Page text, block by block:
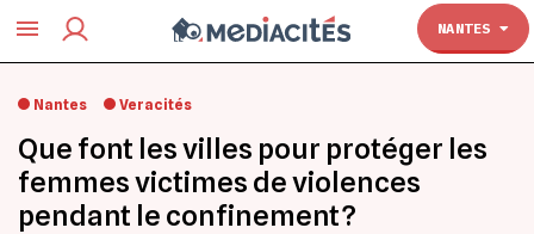
NANTES
TOULOUSE
Nantes Veracités
Que font les villes pour protéger les
femmes victimes de violences
pendant le confinement ?